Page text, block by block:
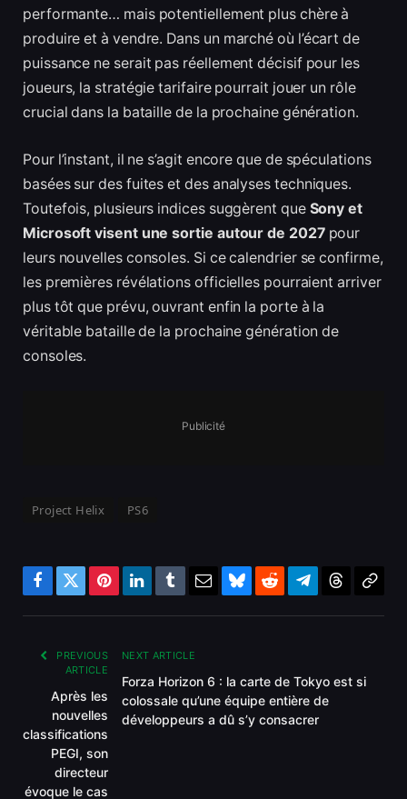
performante… mais potentiellement plus chère à
produire et à vendre. Dans un marché où l’écart de
puissance ne serait pas réellement décisif pour les
joueurs, la stratégie tarifaire pourrait jouer un rôle
crucial dans la bataille de la prochaine génération.
Pour l’instant, il ne s’agit encore que de spéculations
basées sur des fuites et des analyses techniques.
Toutefois, plusieurs indices suggèrent que Sony et
Microsoft visent une sortie autour de 2027pour
leurs nouvelles consoles. Si ce calendrier se confirme,
les premières révélations officielles pourraient arriver
plus tôt que prévu, ouvrant enfin la porte à la
véritable bataille de la prochaine génération de
consoles.
Publicité
Project Helix PS6
Facebook
TwitterPinterestLinkedInTumblrEmailBlueskyRedditTelegramThreadsCopy
PREVIOUS
ARTICLE
Après les
nouvelles
classifications
PEGI, son
directeur
évoque le cas
NEXT ARTICLE
Forza Horizon 6 : la carte de Tokyo est si
colossale qu’une équipe entière de
développeurs a dû s’y consacrer